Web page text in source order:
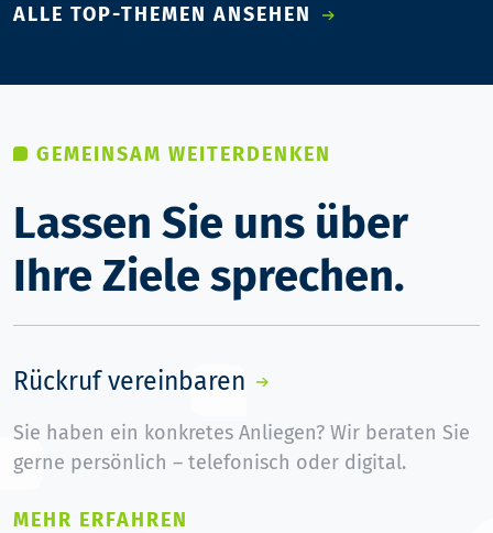
ALLE TOP-THEMEN ANSEHEN
GEMEINSAM WEITERDENKEN
Lassen Sie uns über
Ihre Ziele sprechen.
Rückruf vereinbaren
Sie haben ein konkretes Anliegen? Wir beraten Sie
gerne persönlich – telefonisch oder digital.
MEHR ERFAHREN